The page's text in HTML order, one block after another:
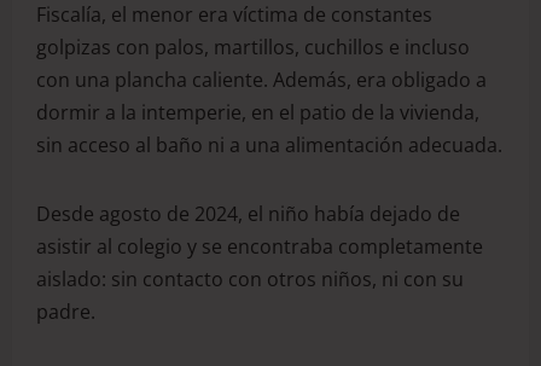
Fiscalía, el menor era víctima de constantes
golpizas con palos, martillos, cuchillos e incluso
con una plancha caliente. Además, era obligado a
dormir a la intemperie, en el patio de la vivienda,
sin acceso al baño ni a una alimentación adecuada.
Desde agosto de 2024, el niño había dejado de
asistir al colegio y se encontraba completamente
aislado: sin contacto con otros niños, ni con su
padre.